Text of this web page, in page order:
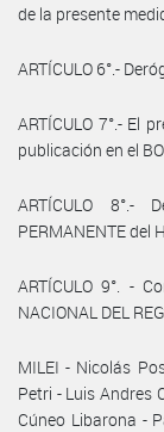
de la presente
ARTÍCULO 6°.-
ARTÍCULO 7°.- El
publicación en el
ARTÍCULO 8°.-
PERMANENTE del
ARTÍCULO 9°. -
NACIONAL DEL
MILEI - Nicolás
Petri - Luis Andres
Cúneo Libarona -